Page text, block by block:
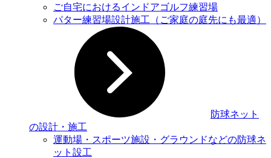
ご自宅におけるインドアゴルフ練習場
パター練習場設計施工（ご家庭の庭先にも最適）
防球ネット
の設計・施工
運動場・スポーツ施設・グラウンドなどの防球ネ
ット設⼯